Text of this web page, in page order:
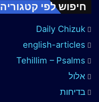
חיפוש לפי קטגוריה
Daily Chizuk
english-articles
Tehillim – Psalms
אלול
בדיחות